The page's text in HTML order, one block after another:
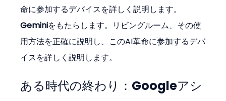
命に参加するデバイスを詳しく説明します。
Geminiをもたらします。リビングルーム、その使
用方法を正確に説明し、このAI革命に参加するデバ
イスを詳しく説明します。
ある時代の終わり：Googleアシ